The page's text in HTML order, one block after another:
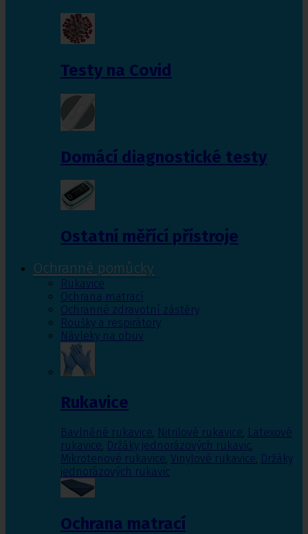
Testy na Covid
Domácí diagnostické testy
Ostatní měřící přístroje
Ochranné pomůcky
Rukavice
Ochrana matrací
Ochranné zdravotní zástěry
Roušky a respirátory
Návleky na obuv
Rukavice
Bavlněné rukavice, Nitrilové rukavice, Latexové
rukavice, Držáky jednorázových rukavic,
Mikrotenové rukavice, Vinylové rukavice, Držáky
jednorázových rukavic
Ochrana matrací